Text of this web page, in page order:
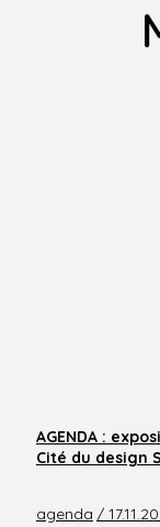
AGENDA :
Cité du design
agenda /